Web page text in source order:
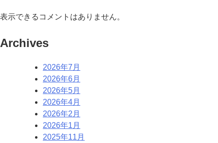
表示できるコメントはありません。
Archives
2026年7月
2026年6月
2026年5月
2026年4月
2026年2月
2026年1月
2025年11月